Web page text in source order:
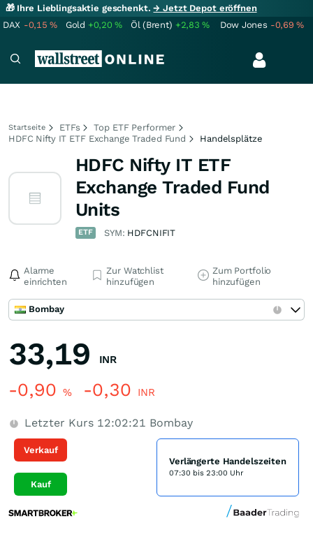
🎁 Ihre Lieblingsaktie geschenkt.→ Jetzt Depot eröffnen
DAX -0,15% Gold +0,20% Öl (Brent) +2,83% Dow Jones -0,69%
Startseite ETFs
Top ETF Performer
HDFC Nifty IT ETF Exchange Traded Fund
Handelsplätze
HDFC Nifty IT ETF
Exchange Traded Fund
Units
ETF SYM: HDFCNIFIT
Alarme
einrichten
Zur Watchlist
hinzufügen
Zum Portfolio
hinzufügen
Bombay
33,19 INR
-0,90 % -0,30 INR
Letzter Kurs 12:02:21 Bombay
Verkauf
Kauf
Verlängerte Handelszeiten
07:30 bis 23:00 Uhr